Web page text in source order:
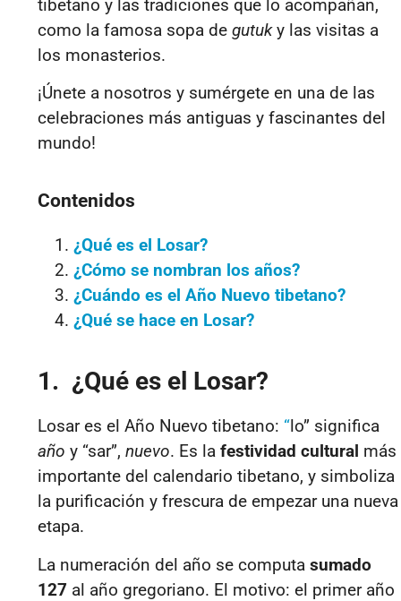
tibetano y las tradiciones que lo acompañan,
como la famosa sopa de gutuky las visitas a
los monasterios.
¡Únete a nosotros y sumérgete en una de las
celebraciones más antiguas y fascinantes del
mundo!
Contenidos
¿Qué es el Losar?
¿Cómo se nombran los años?
¿Cuándo es el Año Nuevo tibetano?
¿Qué se hace en Losar?
1. ¿Qué es el Losar?
Losar es el Año Nuevo tibetano: “lo” significa
año y “sar”, nuevo. Es la festividad cultural más
importante del calendario tibetano, y simboliza
la purificación y frescura de empezar una nueva
etapa.
La numeración del año se computa sumado
127 al año gregoriano. El motivo: el primer año